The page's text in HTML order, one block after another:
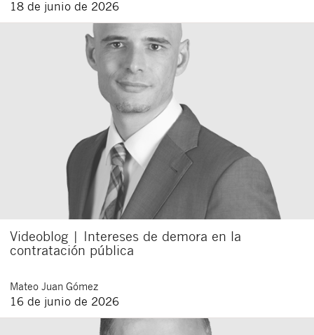
18 de junio de 2026
Videoblog | Intereses de demora en la
contratación pública
Mateo Juan Gómez
16 de junio de 2026